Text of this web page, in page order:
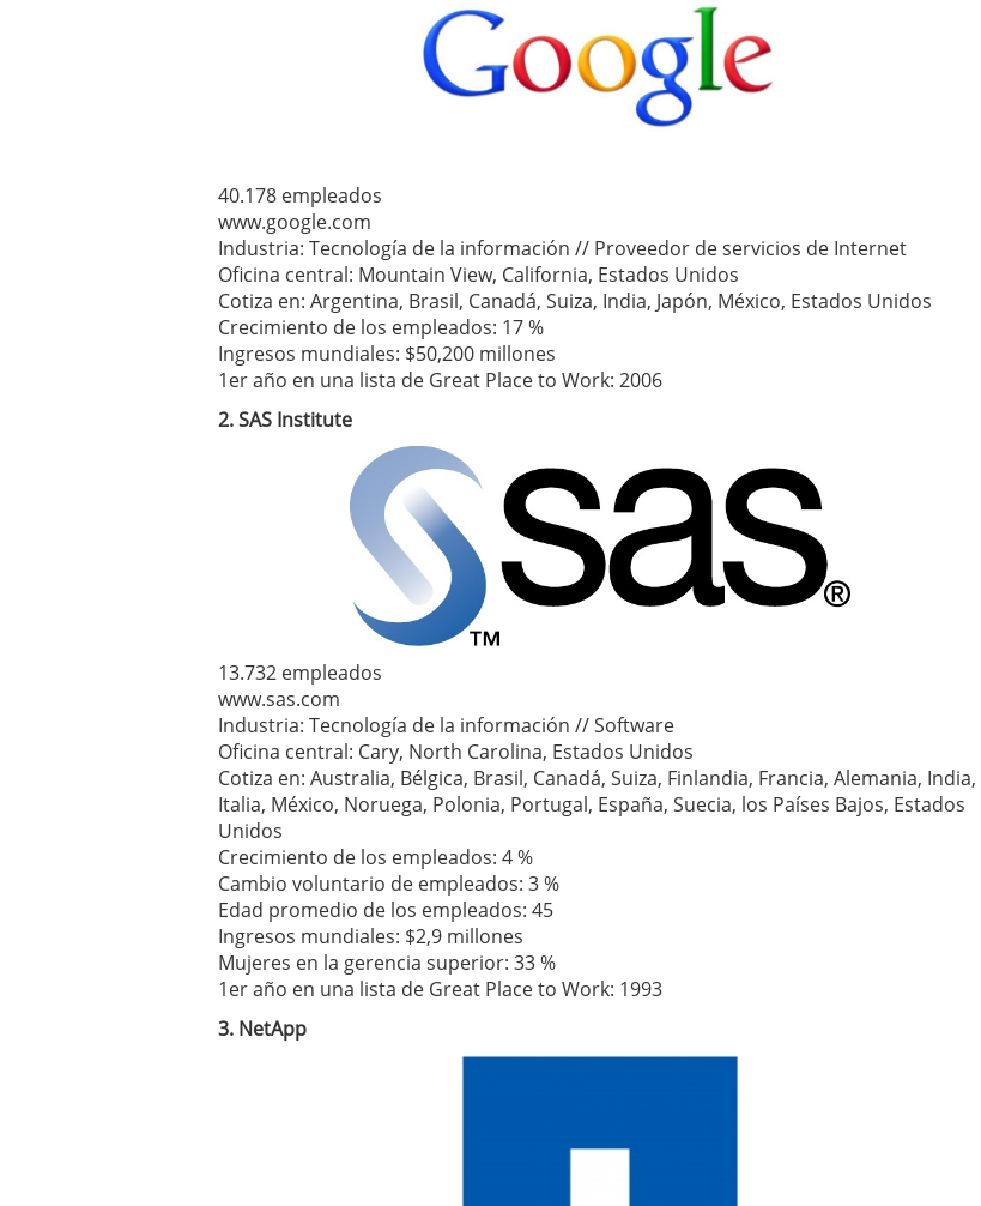
40.178 empleados
www.google.com
Industria: Tecnología de la información // Proveedor de servicios de Internet
Oficina central: Mountain View, California, Estados Unidos
Cotiza en: Argentina, Brasil, Canadá, Suiza, India, Japón, México, Estados Unidos
Crecimiento de los empleados: 17 %
Ingresos mundiales: $50,200 millones
1er año en una lista de Great Place to Work: 2006
2. SAS Institute
13.732 empleados
www.sas.com
Industria: Tecnología de la información // Software
Oficina central: Cary, North Carolina, Estados Unidos
Cotiza en: Australia, Bélgica, Brasil, Canadá, Suiza, Finlandia, Francia, Alemania, India,
Italia, México, Noruega, Polonia, Portugal, España, Suecia, los Países Bajos, Estados
Unidos
Crecimiento de los empleados: 4 %
Cambio voluntario de empleados: 3 %
Edad promedio de los empleados: 45
Ingresos mundiales: $2,9 millones
Mujeres en la gerencia superior: 33 %
1er año en una lista de Great Place to Work: 1993
3. NetApp